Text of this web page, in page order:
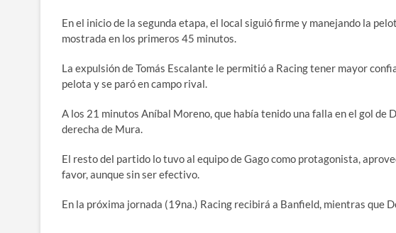
En el inicio de la segunda etapa, el local siguió firme y manejando la
mostrada en los primeros 45 minutos.
La expulsión de Tomás Escalante le permitió a Racing tener mayor
pelota y se paró en campo rival.
A los 21 minutos Aníbal Moreno, que había tenido una falla en el gol de
derecha de Mura.
El resto del partido lo tuvo al equipo de Gago como protagonista,
favor, aunque sin ser efectivo.
En la próxima jornada (19na.) Racing recibirá a Banfield, mientras que